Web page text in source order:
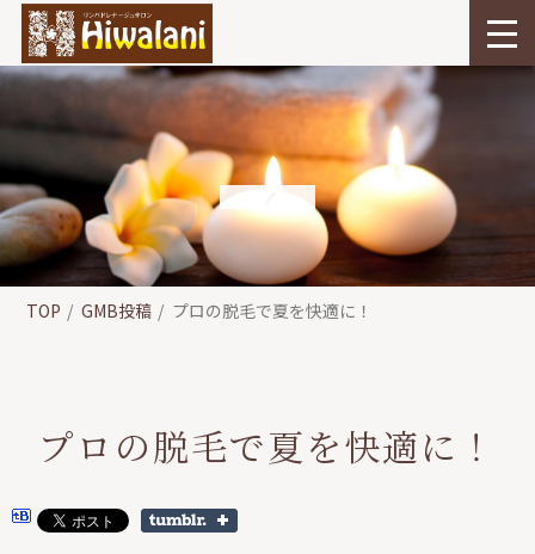
TOP GMB投稿 プロの脱毛で夏を快適に！
プロの脱毛で夏を快適に！